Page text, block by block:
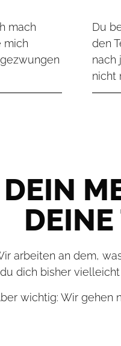
mach
mich
Du
den
nach
nicht
DEIN
arbeiten an dem,
dich bisher
wichtig: Wir gehen